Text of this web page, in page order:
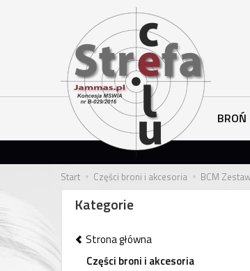
Start Części broni i akcesoria BCM
Kategorie
Strona główna
Części broni i akcesoria